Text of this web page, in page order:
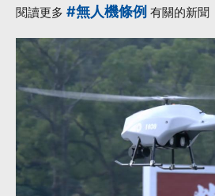
閱讀更多 #無人機條例 有關的新聞